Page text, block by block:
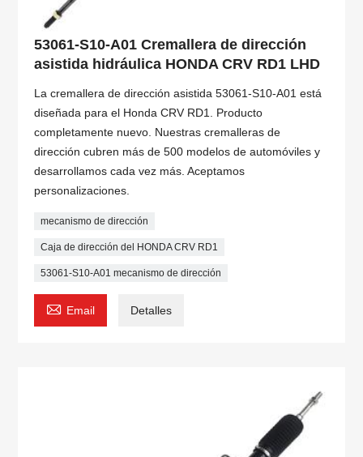
53061-S10-A01 Cremallera de dirección
asistida hidráulica HONDA CRV RD1 LHD
La cremallera de dirección asistida 53061-S10-A01 está
diseñada para el Honda CRV RD1. Producto
completamente nuevo. Nuestras cremalleras de
dirección cubren más de 500 modelos de automóviles y
desarrollamos cada vez más. Aceptamos
personalizaciones.
mecanismo de dirección
Caja de dirección del HONDA CRV RD1
53061-S10-A01 mecanismo de dirección
 Email Detalles